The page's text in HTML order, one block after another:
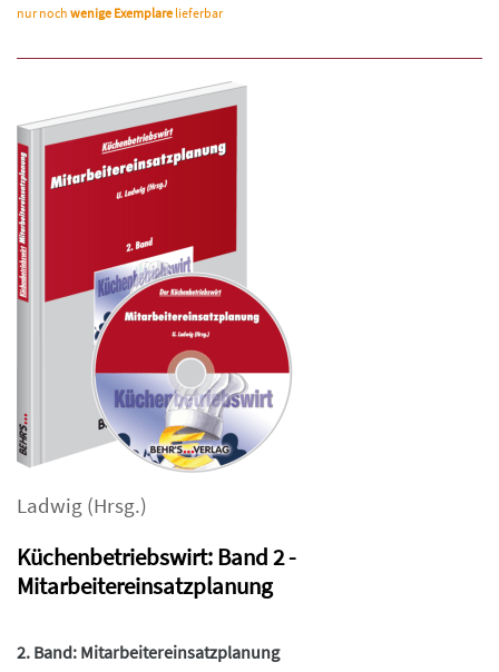
nur noch wenige Exemplare lieferbar
Ladwig (Hrsg.)
Küchenbetriebswirt: Band 2 -
Mitarbeitereinsatzplanung
2. Band: Mitarbeitereinsatzplanung